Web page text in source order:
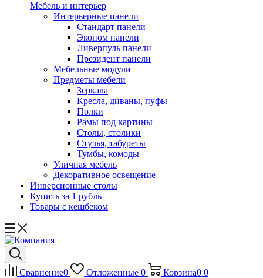
Мебель и интерьер
Интерьерные панели
Стандарт панели
Эконом панели
Ливерпуль панели
Президент панели
Мебельные модули
Предметы мебели
Зеркала
Кресла, диваны, пуфы
Полки
Рамы под картины
Столы, столики
Стулья, табуреты
Тумбы, комоды
Уличная мебель
Декоративное освещение
Инверсионные столы
Купить за 1 рубль
Товары с кешбеком
Сравнение0 Отложенные 0 Корзина0 0